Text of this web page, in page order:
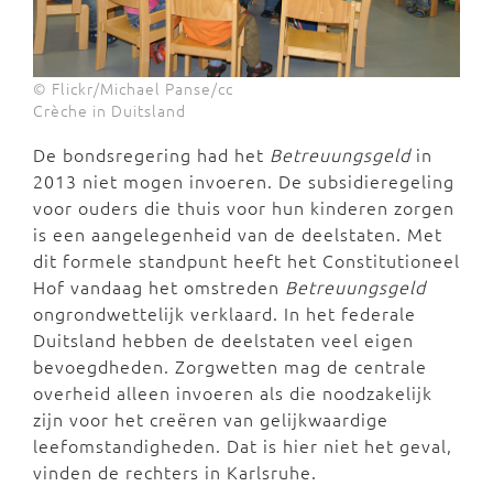
© Flickr/Michael Panse/cc
Crèche in Duitsland
De bondsregering had het Betreuungsgeldin
2013 niet mogen invoeren. De subsidieregeling
voor ouders die thuis voor hun kinderen zorgen
is een aangelegenheid van de deelstaten. Met
dit formele standpunt heeft het Constitutioneel
Hof vandaag het omstreden Betreuungsgeld
ongrondwettelijk verklaard. In het federale
Duitsland hebben de deelstaten veel eigen
bevoegdheden. Zorgwetten mag de centrale
overheid alleen invoeren als die noodzakelijk
zijn voor het creëren van gelijkwaardige
leefomstandigheden. Dat is hier niet het geval,
vinden de rechters in Karlsruhe.